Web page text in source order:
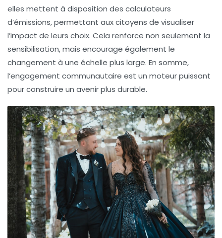
elles mettent à disposition des calculateurs
d’émissions, permettant aux citoyens de visualiser
l’impact de leurs choix. Cela renforce non seulement la
sensibilisation, mais encourage également le
changement à une échelle plus large. En somme,
l’engagement communautaire est un moteur puissant
pour construire un avenir plus durable.